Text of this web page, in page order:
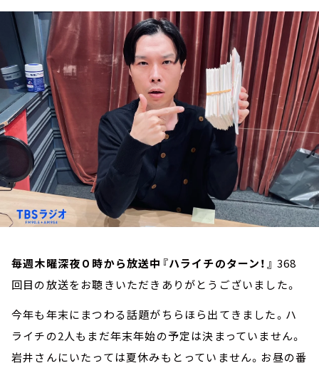
トピックス
TBS Podcast
お知らせ
イベント・グッズ
YouTube
会社情報
毎週木曜深夜０時から放送中『ハライチのターン！』 368
回目の放送をお聴きいただきありがとうございました。
今年も年末にまつわる話題がちらほら出てきました。ハ
ライチの2人もまだ年末年始の予定は決まっていません。
岩井さんにいたっては夏休みもとっていません。お昼の番